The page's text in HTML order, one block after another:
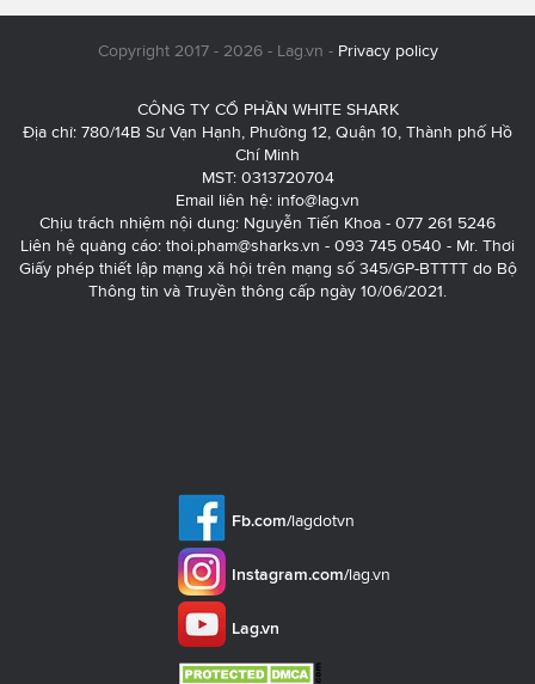
Copyright 2017 - 2026 - Lag.vn - Privacy policy
CÔNG TY CỔ PHẦN WHITE SHARK
Địa chỉ: 780/14B Sư Vạn Hạnh, Phường 12, Quận 10, Thành phố Hồ
Chí Minh
MST: 0313720704
Email liên hệ: info@lag.vn
Chịu trách nhiệm nội dung: Nguyễn Tiến Khoa - 077 261 5246
Liên hệ quảng cáo: thoi.pham@sharks.vn - 093 745 0540 - Mr. Thơi
Giấy phép thiết lập mạng xã hội trên mạng số 345/GP-BTTTT do Bộ
Thông tin và Truyền thông cấp ngày 10/06/2021.
Fb.com/lagdotvn
Instagram.com/lag.vn
Lag.vn